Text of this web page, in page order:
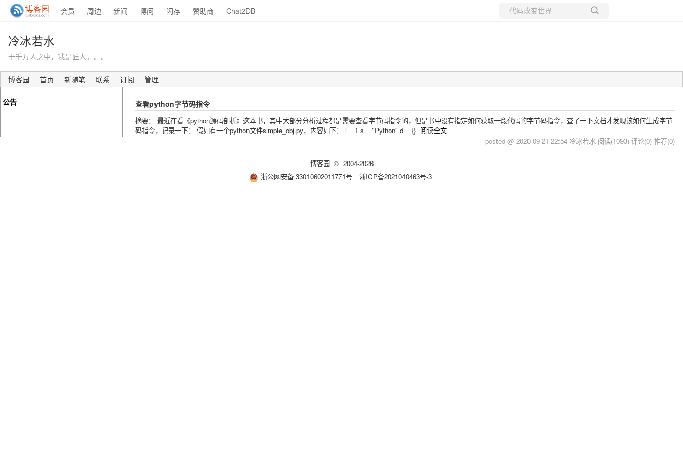
会员 周边 新闻 博问 闪存 赞助商 Chat2DB
冷冰若水
于千万人之中，我是匠人。。。
博客园 首页 新随笔 联系 订阅 管理
查看python字节码指令
摘要： 最近在看《python源码剖析》这本书，其中大部分分析过程都是需要查看字节码指令的，但是书中没有指定如何获取一段代码的字节码指令，查了一下文档才发现该如何生成字节
码指令，记录一下： 假如有一个python文件simple_obj.py，内容如下： i = 1 s = "Python" d = {} 阅读全文
posted @ 2020-09-21 22:54 冷冰若水 阅读(1093) 评论(0) 推荐(0)
公告
博客园 © 2004-2026
浙公网安备 33010602011771号
浙ICP备2021040463号-3